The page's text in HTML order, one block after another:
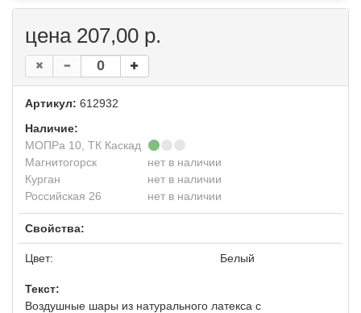
цена 207,00 р.
Артикул: 612932
Наличие:
МОПРа 10, ТК Каскад
Магнитогорск
нет в наличии
Курган
нет в наличии
Российская 26
нет в наличии
Свойства:
Цвет: Белый
Текст:
Воздушные шары из натурального латекса с